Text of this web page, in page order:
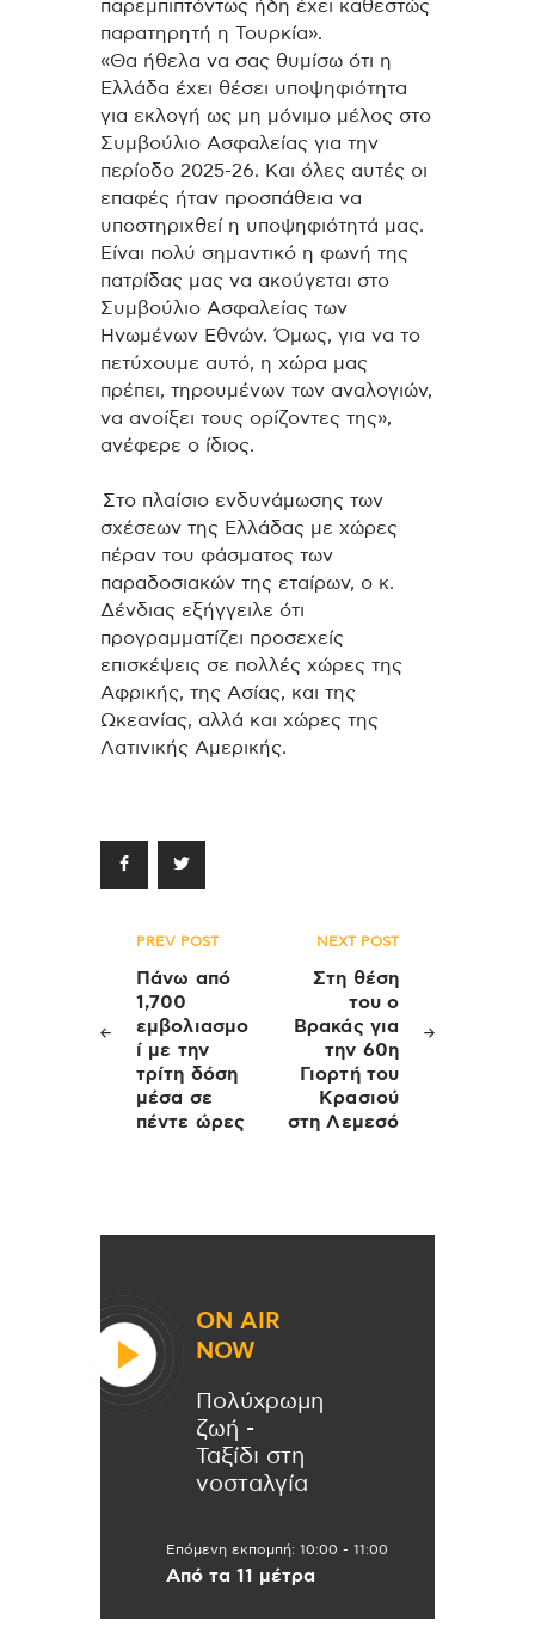
παρεμπιπτόντως ήδη έχει καθεστώς
παρατηρητή η Τουρκία».
«Θα ήθελα να σας θυμίσω ότι η
Ελλάδα έχει θέσει υποψηφιότητα
για εκλογή ως μη μόνιμο μέλος στο
Συμβούλιο Ασφαλείας για την
περίοδο 2025-26. Και όλες αυτές οι
επαφές ήταν προσπάθεια να
υποστηριχθεί η υποψηφιότητά μας.
Είναι πολύ σημαντικό η φωνή της
πατρίδας μας να ακούγεται στο
Συμβούλιο Ασφαλείας των
Ηνωμένων Εθνών. Όμως, για να το
πετύχουμε αυτό, η χώρα μας
πρέπει, τηρουμένων των αναλογιών,
να ανοίξει τους ορίζοντες της»,
ανέφερε ο ίδιος.
Στο πλαίσιο ενδυνάμωσης των
σχέσεων της Ελλάδας με χώρες
πέραν του φάσματος των
παραδοσιακών της εταίρων, ο κ.
Δένδιας εξήγγειλε ότι
προγραμματίζει προσεχείς
επισκέψεις σε πολλές χώρες της
Αφρικής, της Ασίας, και της
Ωκεανίας, αλλά και χώρες της
Λατινικής Αμερικής.
Πλοήγηση
άρθρων
PREV POST
Πάνω από
1,700
εμβολιασμο
ί με την
τρίτη δόση
μέσα σε
πέντε ώρες
NEXT POST
Στη θέση
του ο
Βρακάς για
την 60η
Γιορτή του
Κρασιού
στη Λεμεσό
ON AIR
NOW
Πολύχρωμη
ζωή -
Ταξίδι στη
νοσταλγία
Επόμενη εκπομπή: 10:00 - 11:00
Από τα 11 μέτρα